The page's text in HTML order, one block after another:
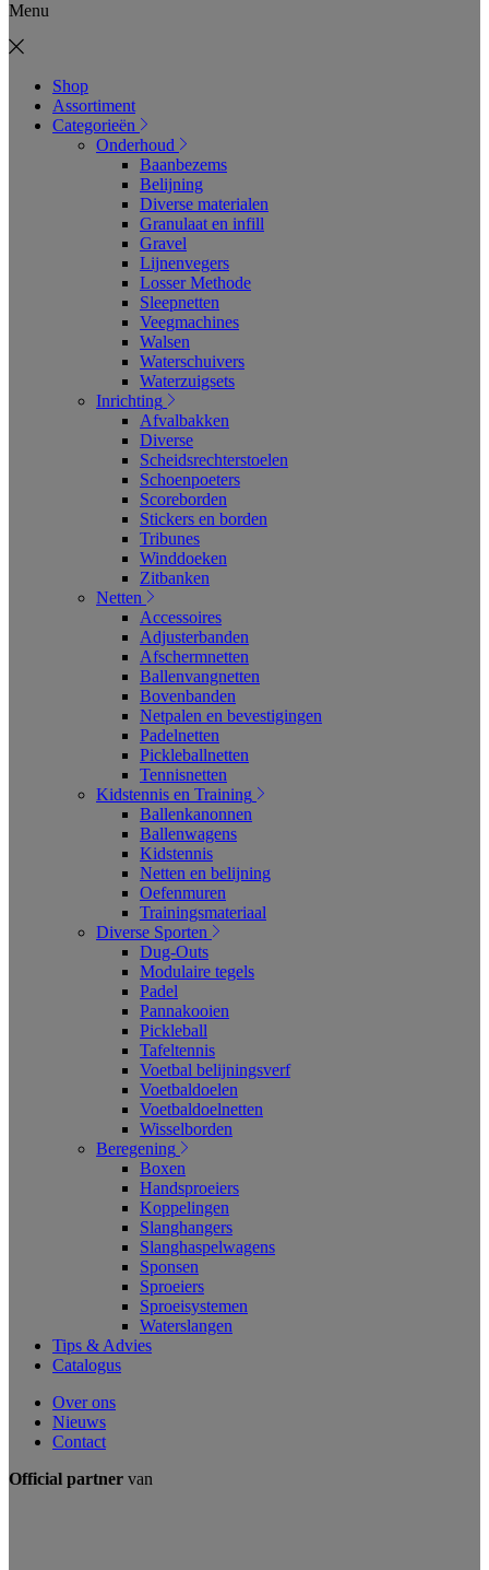
Menu
Shop
Assortiment
Categorieën
Onderhoud
Baanbezems
Belijning
Diverse materialen
Granulaat en infill
Gravel
Lijnenvegers
Losser Methode
Sleepnetten
Veegmachines
Walsen
Waterschuivers
Waterzuigsets
Inrichting
Afvalbakken
Diverse
Scheidsrechterstoelen
Schoenpoeters
Scoreborden
Stickers en borden
Tribunes
Winddoeken
Zitbanken
Netten
Accessoires
Adjusterbanden
Afschermnetten
Ballenvangnetten
Bovenbanden
Netpalen en bevestigingen
Padelnetten
Pickleballnetten
Tennisnetten
Kidstennis en Training
Ballenkanonnen
Ballenwagens
Kidstennis
Netten en belijning
Oefenmuren
Trainingsmateriaal
Diverse Sporten
Dug-Outs
Modulaire tegels
Padel
Pannakooien
Pickleball
Tafeltennis
Voetbal belijningsverf
Voetbaldoelen
Voetbaldoelnetten
Wisselborden
Beregening
Boxen
Handsproeiers
Koppelingen
Slanghangers
Slanghaspelwagens
Sponsen
Sproeiers
Sproeisystemen
Waterslangen
Tips & Advies
Catalogus
Over ons
Nieuws
Contact
Official partner van